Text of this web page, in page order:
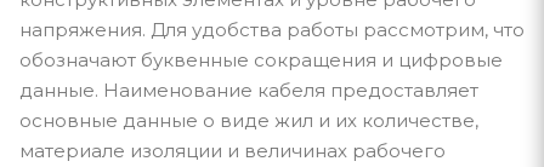
напряжения. Для удобства работы рассмотрим, что
обозначают буквенные сокращения и цифровые
данные. Наименование кабеля предоставляет
основные данные о виде жил и их количестве,
материале изоляции и величинах рабочего